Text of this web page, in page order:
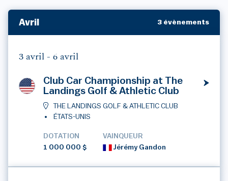
Avril 3 évènements
3 avril - 6 avril
Club Car Championship at The
Landings Golf & Athletic Club
THE LANDINGS GOLF & ATHLETIC CLUB
ÉTATS-UNIS
DOTATION
1 000 000 $
VAINQUEUR
Jérémy Gandon